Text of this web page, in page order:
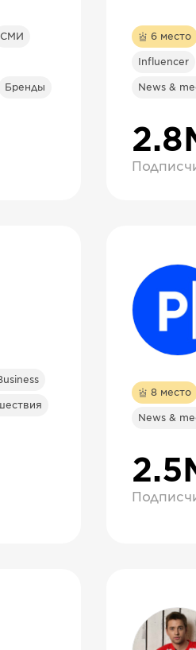
СМИ
Бренды
6 место
Influencer
News &
8 место
News &